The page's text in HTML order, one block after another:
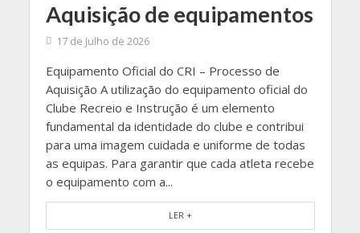
Aquisição de equipamentos
17 de Julho de 2026
Equipamento Oficial do CRI – Processo de
Aquisição A utilização do equipamento oficial do
Clube Recreio e Instrução é um elemento
fundamental da identidade do clube e contribui
para uma imagem cuidada e uniforme de todas
as equipas. Para garantir que cada atleta recebe
o equipamento com a...
LER +